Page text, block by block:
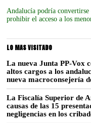
Andalucía podría convertirse
prohibir el acceso a los
LO MAS VISITADO
La nueva Junta PP-Vox
altos cargos a los
nueva macroconsejería
La Fiscalía Superior de
causas de las 15
negligencias en los